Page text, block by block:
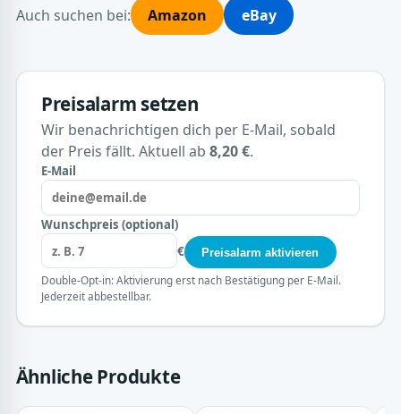
Auch suchen bei: Amazon eBay
Preisalarm setzen
Wir benachrichtigen dich per E-Mail, sobald
der Preis fällt. Aktuell ab 8,20 €.
E-Mail
Wunschpreis (optional)
€
Preisalarm aktivieren
Double-Opt-in: Aktivierung erst nach Bestätigung per E-Mail.
Jederzeit abbestellbar.
Ähnliche Produkte